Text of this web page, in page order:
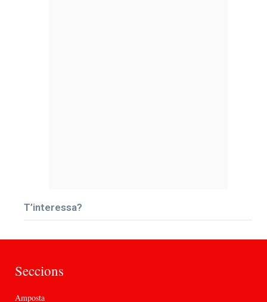
T’interessa?
Seccions
Amposta